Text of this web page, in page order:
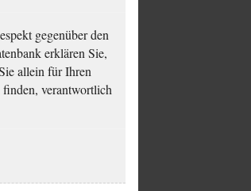
gegenüber den
erklären Sie,
allein für Ihren
verantwortlich